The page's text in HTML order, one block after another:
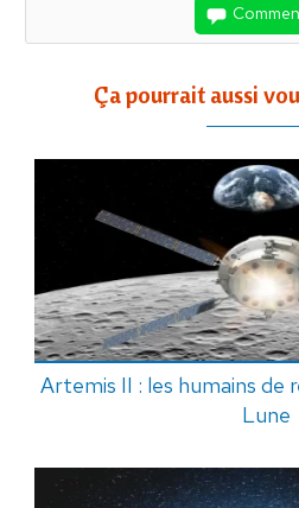
Ça pourrait aussi
Artemis II : les humains
Lune